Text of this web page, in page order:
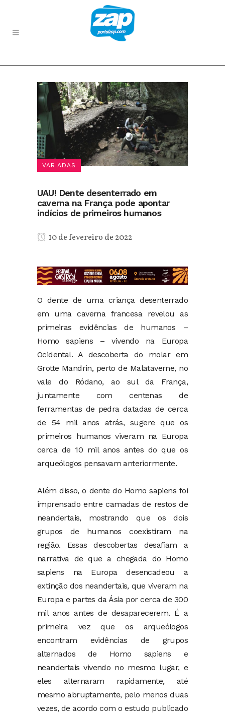
VARIADAS
UAU! Dente desenterrado em
caverna na França pode apontar
indícios de primeiros humanos
10 de fevereiro de 2022
O dente de uma criança desenterrado
em uma caverna francesa revelou as
primeiras evidências de humanos –
Homo sapiens – vivendo na Europa
Ocidental. A descoberta do molar em
Grotte Mandrin, perto de Malataverne, no
vale do Ródano, ao sul da França,
juntamente com centenas de
ferramentas de pedra datadas de cerca
de 54 mil anos atrás, sugere que os
primeiros humanos viveram na Europa
cerca de 10 mil anos antes do que os
arqueólogos pensavam anteriormente.
Além disso, o dente do Homo sapiens foi
imprensado entre camadas de restos de
neandertais, mostrando que os dois
grupos de humanos coexistiram na
região. Essas descobertas desafiam a
narrativa de que a chegada do Homo
sapiens na Europa desencadeou a
extinção dos neandertais, que viveram na
Europa e partes da Ásia por cerca de 300
mil anos antes de desaparecerem. É a
primeira vez que os arqueólogos
encontram evidências de grupos
alternados de Homo sapiens e
neandertais vivendo no mesmo lugar, e
eles alternaram rapidamente, até
mesmo abruptamente, pelo menos duas
vezes, de acordo com o estudo publicado